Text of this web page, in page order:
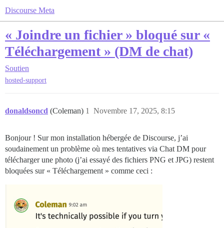
Discourse Meta
« Joindre un fichier » bloqué sur «
Téléchargement » (DM de chat)
Soutien
hosted-support
donaldsoncd (Coleman) Novembre 17, 2025, 8:15
1
Bonjour ! Sur mon installation hébergée de Discourse, j’ai
soudainement un problème où mes tentatives via Chat DM pour
télécharger une photo (j’ai essayé des fichiers PNG et JPG) restent
bloquées sur « Téléchargement » comme ceci :